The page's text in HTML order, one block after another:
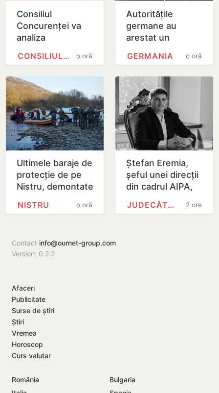
Consiliul
Concurenței va
analiza
preluarea Honest
către Moldretail
Group
o oră
CONSILIUL CONCURENȚEI
Autoritățile
germane au
arestat un
acuzat de spionaj
o oră
GERMANIA
Ultimele baraje de
protecție de pe
Nistru, demontate
intervenții
o oră
NISTRU
Ștefan Eremia,
șeful unei direcții
din cadrul AIPA,
acuzat de trafic
de influență, a
2 ore
JUDECĂTORIA CHIȘINĂU
Contact info@ournet-group.com
Version: 0.2.2
Afaceri
Publicitate
Surse de știri
Știri
Vremea
Horoscop
Curs valutar
România
Bulgaria